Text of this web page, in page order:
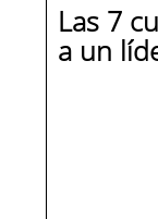
Las 7
a un